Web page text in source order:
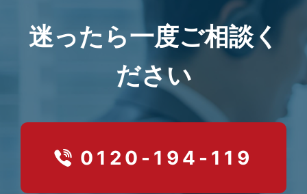
迷ったら一度ご相談く
ださい
0120-194-119